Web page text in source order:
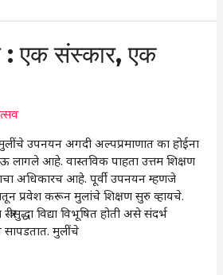
: एक संस्कार, एक
उपनयन अगदी अल्पप्रमाणात का होईना
लागले आहे. वास्तविक पाहता उत्तम शिक्षण
अधिकारच आहे. पूर्वी उपनयन म्हणजे
प्रवेश करून मुलांचे शिक्षण सुरु व्हायचे.
विद्या विभूषित होती असे संदर्भ
मुलींचे